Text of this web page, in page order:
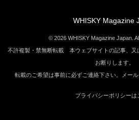
WHISKY Magazine
© 2026 WHISKY Magazine Japan.
不許複製・禁無断転載 本ウェブサイトの記事、又
お断りします。
転載のご希望は事前に必ずご連絡下さい。メー
プライバシーポリシーは